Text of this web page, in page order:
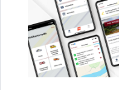
Vai šī